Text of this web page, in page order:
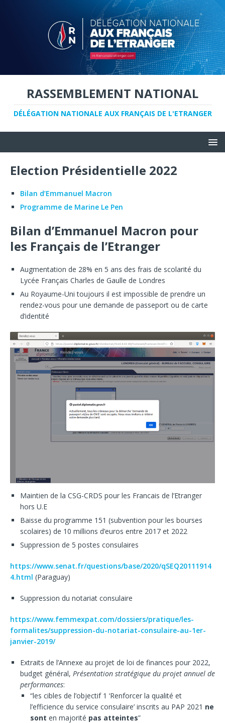
RASSEMBLEMENT NATIONAL
DÉLÉGATION NATIONALE AUX FRANÇAIS DE L'ETRANGER
Election Présidentielle 2022
Bilan d’Emmanuel Macron
Programme de Marine Le Pen
Bilan d’Emmanuel Macron pour
les Français de l’Etranger
Augmentation de 28% en 5 ans des frais de scolarité du
Lycée Français Charles de Gaulle de Londres
Au Royaume-Uni toujours il est impossible de prendre un
rendez-vous pour une demande de passeport ou de carte
d’identité
Maintien de la CSG-CRDS pour les Francais de l’Etranger
hors U.E
Baisse du programme 151 (subvention pour les bourses
scolaires) de 10 millions d’euros entre 2017 et 2022
Suppression de 5 postes consulaires
https://www.senat.fr/questions/base/2020/qSEQ20111914
4.html (Paraguay)
Suppression du notariat consulaire
https://www.femmexpat.com/dossiers/pratique/les-
formalites/suppression-du-notariat-consulaire-au-1er-
janvier-2019/
Extraits de l’Annexe au projet de loi de finances pour 2022,
budget général, Présentation stratégique du projet annuel de
performances:
“les cibles de l’objectif 1 ‘Renforcer la qualité et
l’efficience du service consulaire’ inscrits au PAP 2021 ne
sont en majorité pas atteintes”